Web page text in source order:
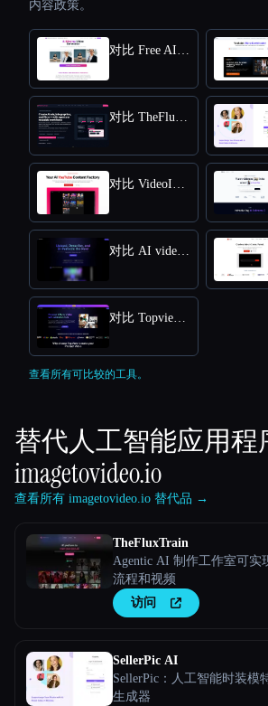
内容政策。
对比 Free AI kissing video generator
对比 TheFluxTrain
对比 VideoIdeas AI
对比 AI video editor
对比 Topview AI URL to Video
查看所有可比较的工具。
替代人工智能应用程
imagetovideo.io
查看所有 imagetovideo.io 替代品 →
TheFluxTrain
Agentic AI 制作工作室可实
流程和视频
访问
SellerPic AI
SellerPic：人工智能时装模
生成器